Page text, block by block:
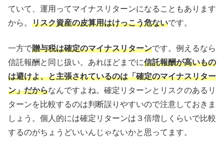
ていて、運用ってマイナスリターンになることもあります
から。 リスク資産の皮算用はけっこう危ないです。
一方で贈与税は確定のマイナスリターンです。例えるなら
信託報酬と同じ扱い。あれほどまでに信託報酬が高いもの
は避けよ、と主張されているのは「確定のマイナスリター
ン」だからなんですよね。確定リターンとリスクのあるリ
ターンを比較するのは判断誤りやすいので注意しておきま
しょう。個人的には確定リターンは３倍増しくらいで比較
するのがちょうどいいんじゃないかと思ってます。